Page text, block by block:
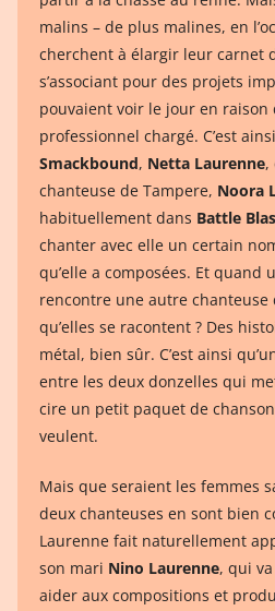
malins – de plus malines, en
cherchent à élargir leur carnet
s’associant pour des projets
pouvaient voir le jour en raison
professionnel chargé. C’est
Smackbound, Netta Laurenne,
chanteuse de Tampere, Noora
habituellement dans Battle
chanter avec elle un certain
qu’elle a composées. Et quand
rencontre une autre chanteuse
qu’elles se racontent ? Des
métal, bien sûr. C’est ainsi
entre les deux donzelles qui
cire un petit paquet de
veulent.
Mais que seraient les femmes
deux chanteuses en sont bien
Laurenne fait naturellement
son mari Nino Laurenne, qui
aider aux compositions et